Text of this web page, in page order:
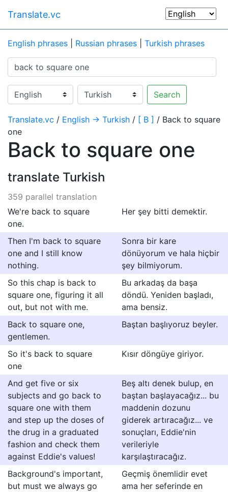
Translate.vc
English phrases Russian phrases Turkish phrases
Search
Translate.vc / English → Turkish / [ B ] / Back to square
one
Back to square one
translate Turkish
359 parallel translation
We're back to square
one.
Her şey bitti demektir.
Then I'm back to square
one and I still know
nothing.
Sonra bir kare
dönüyorum ve hala hiçbir
şey bilmiyorum.
So this chap is back to
square one, figuring it all
out, but not with me.
Bu arkadaş da başa
döndü. Yeniden başladı,
ama bensiz.
Back to square one,
gentlemen.
Baştan başlıyoruz beyler.
So it's back to square
one
Kısır döngüye giriyor.
And get five or six
subjects and go back to
square one with them
and step up the doses of
the drug in a graduated
fashion and check them
against Eddie's values!
Beş altı denek bulup, en
baştan başlayacağız... bu
maddenin dozunu
giderek artıracağız... ve
sonuçları, Eddie'nin
verileriyle
karşılaştıracağız.
Background's important,
but must we always go
Geçmiş önemlidir evet
ama her seferinde en